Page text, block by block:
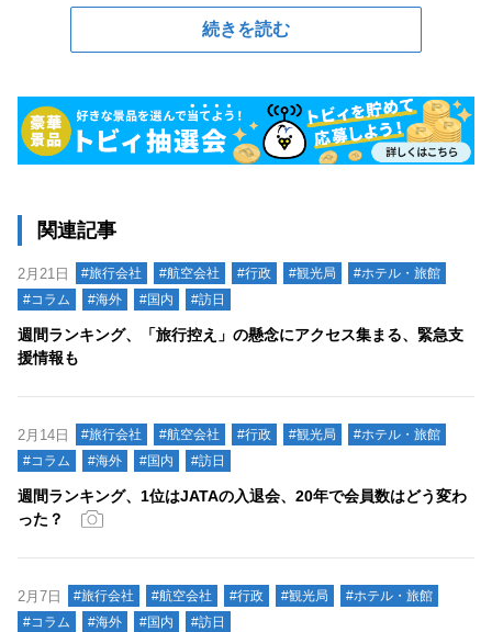
続きを読む
関連記事
2月21日 #旅行会社 #航空会社 #行政 #観光局
#ホテル・旅館
#コラム
#海外 #国内 #訪日
週間ランキング、「旅行控え」の懸念にアクセス集まる、緊急支
援情報も
2月14日 #旅行会社 #航空会社 #行政 #観光局
#ホテル・旅館
#コラム
#海外 #国内 #訪日
週間ランキング、1位はJATAの入退会、20年で会員数はどう変わ
った？
2月7日 #旅行会社 #航空会社 #行政 #観光局
#ホテル・旅館
#コラム
#海外 #国内 #訪日